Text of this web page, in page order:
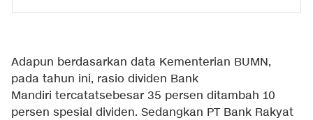
Adapun berdasarkan data Kementerian BUMN,
pada tahun ini, rasio dividen Bank
Mandiri tercatatsebesar 35 persen ditambah 10
persen spesial dividen. Sedangkan PT Bank Rakyat